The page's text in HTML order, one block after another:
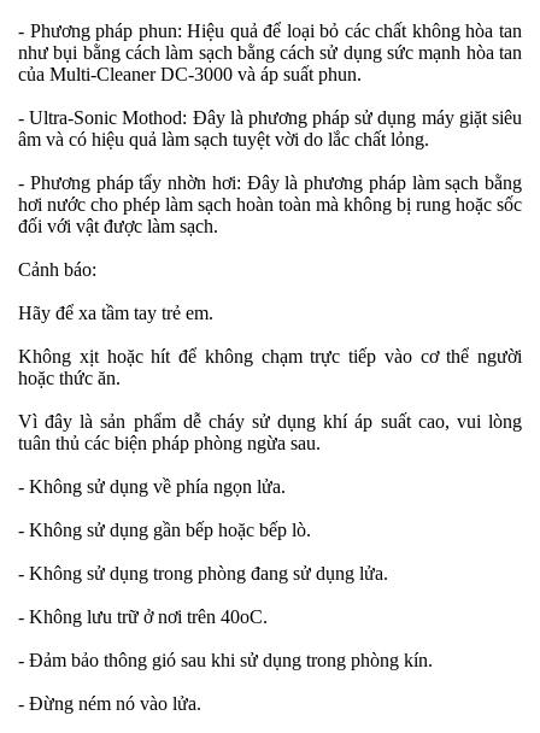
- Phương pháp phun: Hiệu quả để loại bỏ các chất không hòa tan
như bụi bằng cách làm sạch bằng cách sử dụng sức mạnh hòa tan
của Multi-Cleaner DC-3000 và áp suất phun.
- Ultra-Sonic Mothod: Đây là phương pháp sử dụng máy giặt siêu
âm và có hiệu quả làm sạch tuyệt vời do lắc chất lỏng.
- Phương pháp tẩy nhờn hơi: Đây là phương pháp làm sạch bằng
hơi nước cho phép làm sạch hoàn toàn mà không bị rung hoặc sốc
đối với vật được làm sạch.
Cảnh báo:
Hãy để xa tầm tay trẻ em.
Không xịt hoặc hít để không chạm trực tiếp vào cơ thể người
hoặc thức ăn.
Vì đây là sản phẩm dễ cháy sử dụng khí áp suất cao, vui lòng
tuân thủ các biện pháp phòng ngừa sau.
- Không sử dụng về phía ngọn lửa.
- Không sử dụng gần bếp hoặc bếp lò.
- Không sử dụng trong phòng đang sử dụng lửa.
- Không lưu trữ ở nơi trên 40oC.
- Đảm bảo thông gió sau khi sử dụng trong phòng kín.
- Đừng ném nó vào lửa.